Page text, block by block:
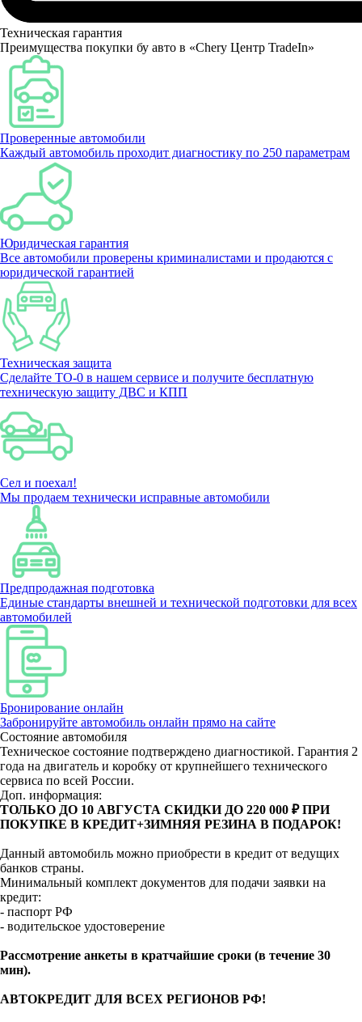
Техническая гарантия
Преимущества покупки бу авто в «Chery Центр TradeIn»
Проверенные автомобили
Каждый автомобиль проходит диагностику по 250 параметрам
Юридическая гарантия
Все автомобили проверены криминалистами и продаются с
юридической гарантией
Техническая защита
Сделайте ТО-0 в нашем сервисе и получите бесплатную
техническую защиту ДВС и КПП
Сел и поехал!
Мы продаем технически исправные автомобили
Предпродажная подготовка
Единые стандарты внешней и технической подготовки для всех
автомобилей
Бронирование онлайн
Забронируйте автомобиль онлайн прямо на сайте
Состояние автомобиля
Техническое состояние подтверждено диагностикой. Гарантия 2
года на двигатель и коробку от крупнейшего технического
сервиса по всей России.
Доп. информация:
ТОЛЬКО ДО 10 АВГУСТА СКИДКИ ДО 220 000 ₽ ПРИ
ПОКУПКЕ В КРЕДИТ+ЗИМНЯЯ РЕЗИНА В ПОДАРОК!
Данный автомобиль можно приобрести в кредит от ведущих
банков страны.
Минимальный комплект документов для подачи заявки на
кредит:
- паспорт РФ
- водительское удостоверение
Рассмотрение анкеты в кратчайшие сроки (в течение 30
мин).
АВТОКРЕДИТ ДЛЯ ВСЕХ РЕГИОНОВ РФ!